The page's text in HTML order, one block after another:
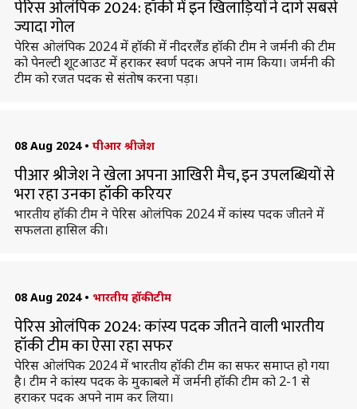
पेरिस ओलंपिक 2024: हॉकी में इन खिलाड़ियों ने दागे सबसे
ज्यादा गोल
पेरिस ओलंपिक 2024 में हॉकी में नीदरलैंड हॉकी टीम ने जर्मनी की टीम
को पेनल्टी शूटआउट में हराकर स्वर्ण पदक अपने नाम किया। जर्मनी की
टीम को रजत पदक से संतोष करना पड़ा।
08 Aug 2024 • पीआर श्रीजेश
पीआर श्रीजेश ने खेला अपना आखिरी मैच, इन उपलब्धियों से
भरा रहा उनका हॉकी करियर
भारतीय हॉकी टीम ने पेरिस ओलंपिक 2024 में कांस्य पदक जीतने में
सफलता हासिल की।
08 Aug 2024 • भारतीय हॉकी टीम
पेरिस ओलंपिक 2024: कांस्य पदक जीतने वाली भारतीय
हॉकी टीम का ऐसा रहा सफर
पेरिस ओलंपिक 2024 में भारतीय हॉकी टीम का सफर समाप्त हो गया
है। टीम ने कांस्य पदक के मुकाबले में जर्मनी हॉकी टीम को 2-1 से
हराकर पदक अपने नाम कर लिया।